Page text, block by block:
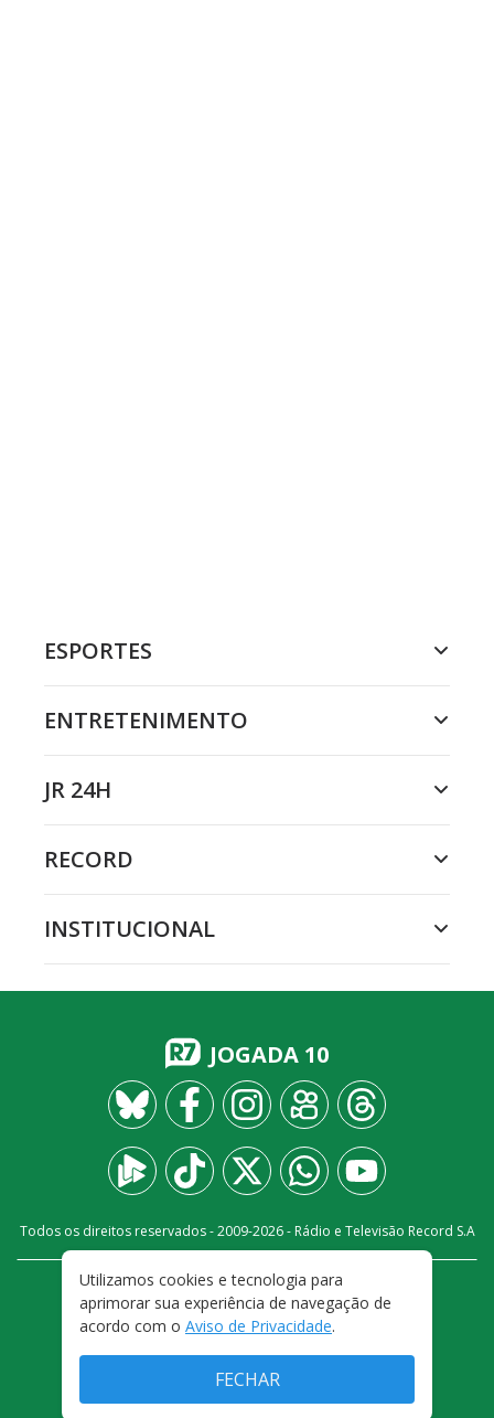
ESPORTES
ENTRETENIMENTO
JR 24H
RECORD
INSTITUCIONAL
JOGADA 10
Todos os direitos reservados - 2009-2026- Rádio e Televisão Record S.A
FALE CONOSCO
PRIVACIDADE
TERMOS E CONDIÇÕES DE USO
Utilizamos cookies e tecnologia para
aprimorar sua experiência de navegação de
acordo com o Aviso de Privacidade.
FECHAR